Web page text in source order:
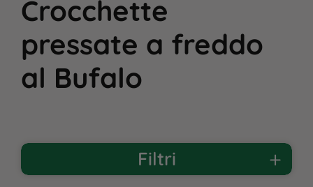
Crocchette
pressate a freddo
al Bufalo
Filtri